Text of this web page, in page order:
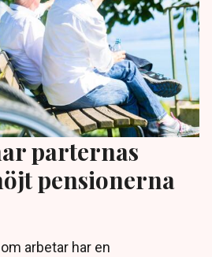
parternas
pensionerna
arbetar har en